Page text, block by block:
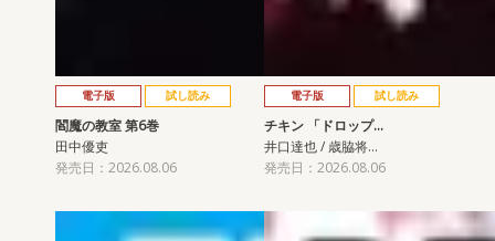
電子版 試し読み
閻魔の教室 第6巻
田中優吏
発売日：2026.08.06
電子版 試し読み
チキン 「ドロップ…
井口達也 / 歳脇将…
発売日：2026.08.06